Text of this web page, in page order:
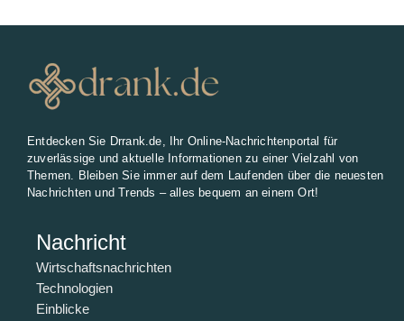
Entdecken Sie Drrank.de, Ihr Online-Nachrichtenportal für
zuverlässige und aktuelle Informationen zu einer Vielzahl von
Themen. Bleiben Sie immer auf dem Laufenden über die neuesten
Nachrichten und Trends – alles bequem an einem Ort!
Nachricht
Wirtschaftsnachrichten
Technologien
Einblicke